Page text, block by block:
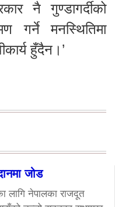
नै गुण्डागर्दीको
गर्ने मनस्थितिमा
हुँदैन।’
जोड
लागि नेपालका राजदूत